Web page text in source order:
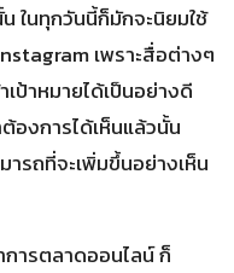
ในทุกวันนี้ก็มักจะนิยมใช้
เพราะสื่อต่างๆ
ป้าหมายได้เป็นอย่างดี
องการได้เห็นแล้วนั้น
รถที่จะเพิ่มขึ้นอย่างเห็น
ารตลาดออนไลน์ ก็